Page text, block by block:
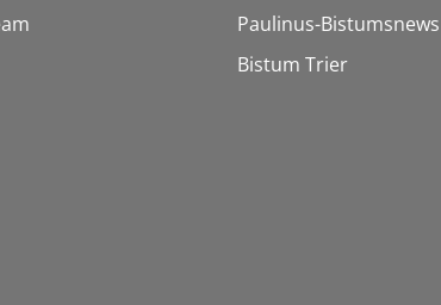
Paulinus-Bistumsnews
Bistum Trier